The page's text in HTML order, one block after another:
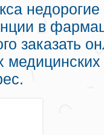
в
заказать